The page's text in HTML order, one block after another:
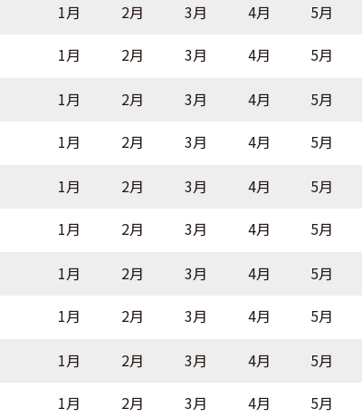
1月 2月 3月 4月 5月
1月 2月 3月 4月 5月
1月 2月 3月 4月 5月
1月 2月 3月 4月 5月
1月 2月 3月 4月 5月
1月 2月 3月 4月 5月
1月 2月 3月 4月 5月
1月 2月 3月 4月 5月
1月 2月 3月 4月 5月
1月 2月 3月 4月 5月